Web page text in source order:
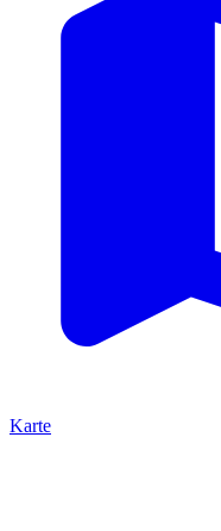
Karte